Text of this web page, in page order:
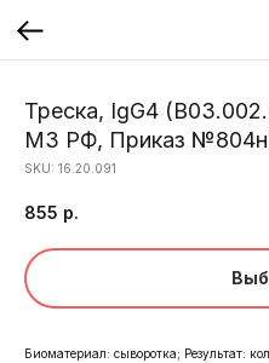
Треска, IgG4
МЗ РФ, Приказ
SKU: 16.20.091
855 р.
Биоматериал: сыворотка; Результат: